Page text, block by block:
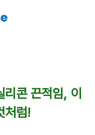
콘 끈적임, 이
처럼!